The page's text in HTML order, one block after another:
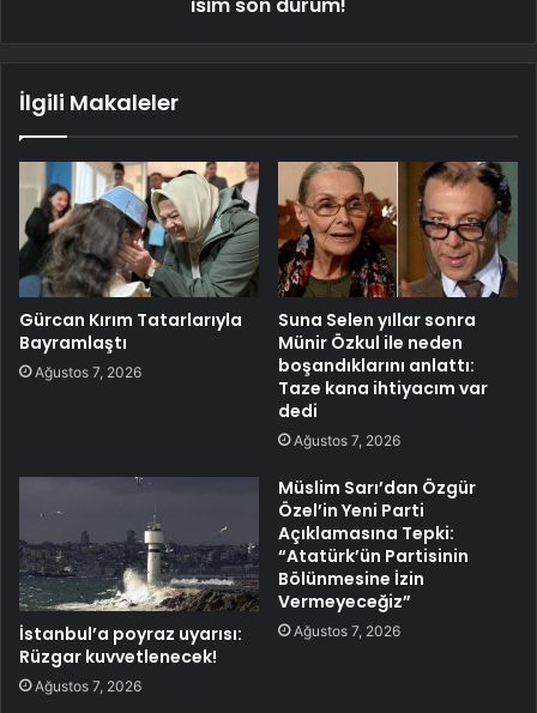
İlgili Makaleler
Gürcan Kırım Tatarlarıyla
Bayramlaştı
Ağustos 7, 2026
Suna Selen yıllar sonra
Münir Özkul ile neden
boşandıklarını anlattı:
Taze kana ihtiyacım var
dedi
Ağustos 7, 2026
İstanbul’a poyraz uyarısı:
Rüzgar kuvvetlenecek!
Ağustos 7, 2026
Müslim Sarı’dan Özgür
Özel’in Yeni Parti
Açıklamasına Tepki:
“Atatürk’ün Partisinin
Bölünmesine İzin
Vermeyeceğiz”
Ağustos 7, 2026